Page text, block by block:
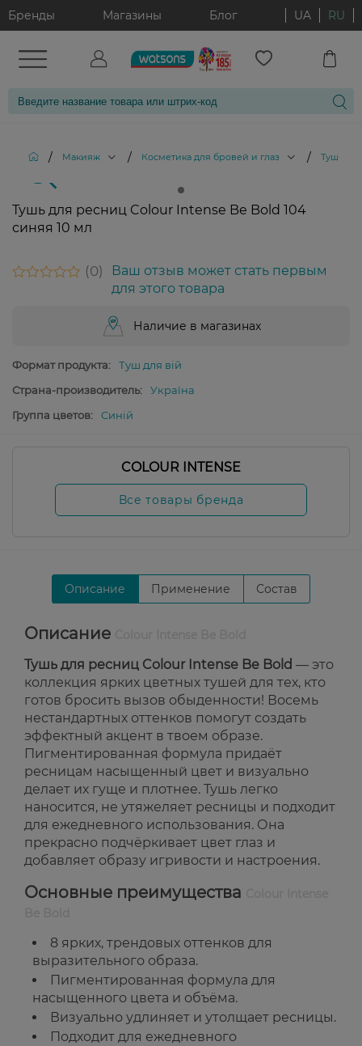
Бренды Магазины Блог UA RU
/ Макияж / Косметика для бровей и глаз / Тушь
Тушь для ресниц Colour Intense Be Bold 104
синяя 10 мл
0
Ваш отзыв может стать первым
для этого товара
Наличие в магазинах
Формат продукта:
Туш для вій
Страна-производитель:
Україна
Группа цветов:
Синій
COLOUR INTENSE
Все товары бренда
Описание Применение Состав
Описание
Тушь для ресниц Colour Intense Be Bold — это
коллекция ярких цветных тушей для тех, кто
готов бросить вызов обыденности! Восемь
нестандартных оттенков помогут создать
эффектный акцент в твоем образе.
Пигментированная формула придаёт
ресницам насыщенный цвет и визуально
делает их гуще и плотнее. Тушь легко
наносится, не утяжеляет ресницы и подходит
для ежедневного использования. Она
прекрасно подчёркивает цвет глаз и
добавляет образу игривости и настроения.
Основные преимущества
8 ярких, трендовых оттенков для
выразительного образа.
Пигментированная формула для
насыщенного цвета и объёма.
Визуально удлиняет и утолщает ресницы.
Подходит для ежедневного